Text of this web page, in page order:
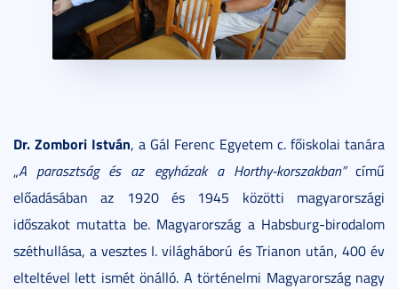
Dr. Zombori István, a Gál Ferenc Egyetem c. főiskolai tanára
„A parasztság és az egyházak a Horthy-korszakban”című
előadásában az 1920 és 1945 közötti magyarországi
időszakot mutatta be. Magyarország a Habsburg-birodalom
széthullása, a vesztes I. világháború és Trianon után, 400 év
elteltével lett ismét önálló. A történelmi Magyarország nagy